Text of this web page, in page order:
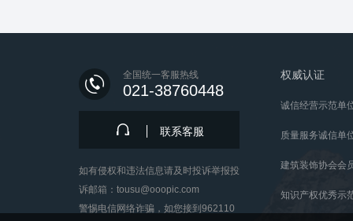
全国统一客服热线
021-38760448
联系客服
如有侵权和违法信息请及时投诉举报投
诉邮箱：tousu@ooopic.com
警惕电信网络诈骗，如您接到962110
权威认证
诚信经营示范单
质量服务诚信单
建筑装饰协会会
知识产权优秀示